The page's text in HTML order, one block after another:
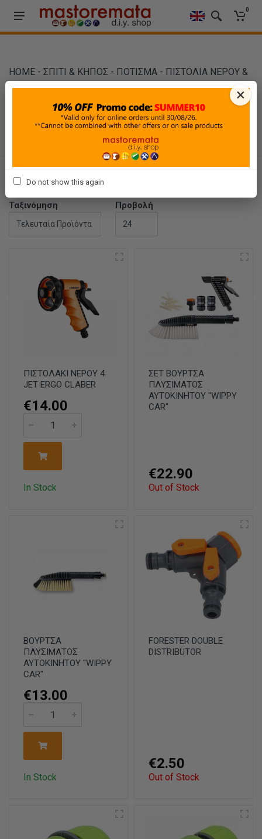
0
HOME - ΣΠΙΤΙ & ΚΗΠΟΣ - ΠΟΤΙΣΜΑ - ΠΙΣΤΟΛΙΑ ΝΕΡΟΥ &
ΣΥΝΔΕΣΜΟΙ
ΠΙΣΤΟΛΙΑ ΝΕΡΟΥ &
ΣΥΝΔΕΣΜΟΙ
Φίλτρα
Ταξινόμηση Προβολή
ΠΙΣΤΟΛΑΚΙ ΝΕΡΟΥ 4
JET ERGO CLABER
€14.00
In Stock
ΣΕΤ ΒΟΥΡΤΣΑ
ΠΛΥΣΙΜΑΤΟΣ
ΑΥΤΟΚΙΝΗΤΟΥ "WIPPY
CAR"
€22.90
Out of Stock
ΒΟΥΡΤΣΑ
ΠΛΥΣΙΜΑΤΟΣ
ΑΥΤΟΚΙΝΗΤΟΥ "WIPPY
CAR"
€13.00
In Stock
FORESTER DOUBLE
DISTRIBUTOR
€2.50
Out of Stock
×
Do not show this again